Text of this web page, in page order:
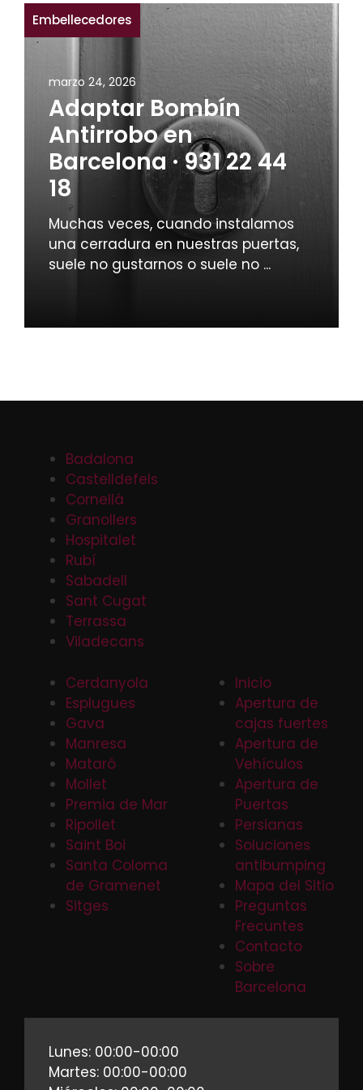
Embellecedores
marzo 24, 2026
Adaptar Bombín
Antirrobo en
Barcelona · 931 22 44
18
Muchas veces, cuando instalamos
una cerradura en nuestras puertas,
suele no gustarnos o suele no ...
Badalona
Castelldefels
Cornellá
Granollers
Hospitalet
Rubí
Sabadell
Sant Cugat
Terrassa
Viladecans
Cerdanyola
Esplugues
Gava
Manresa
Mataró
Mollet
Premia de Mar
Ripollet
Saint Boi
Santa Coloma
de Gramenet
Sitges
Inicio
Apertura de
cajas fuertes
Apertura de
Vehículos
Apertura de
Puertas
Persianas
Soluciones
antibumping
Mapa del Sitio
Preguntas
Frecuntes
Contacto
Sobre
Barcelona
Lunes: 00:00-00:00
Martes: 00:00-00:00